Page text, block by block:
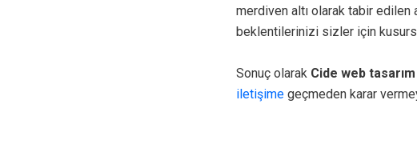
merdiven altı olarak tabir
beklentilerinizi sizler için
Sonuç olarak Cide web tasarım
iletişime geçmeden karar